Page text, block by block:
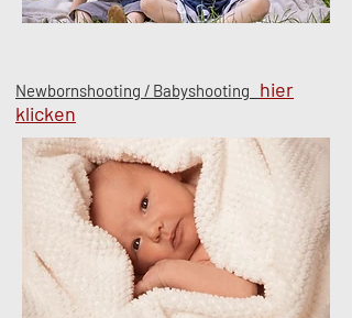
Newbornshooting / Babyshooting hier
klicken